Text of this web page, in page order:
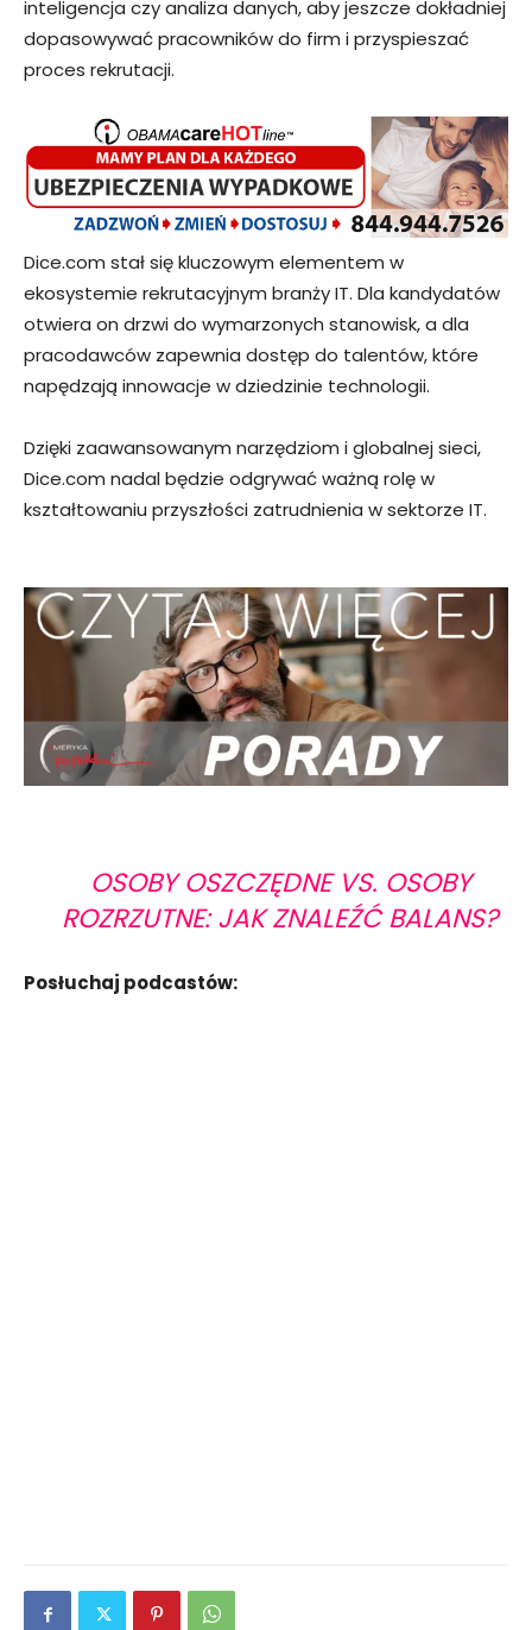
inteligencja czy analiza danych, aby jeszcze dokładniej
dopasowywać pracowników do firm i przyspieszać
proces rekrutacji.
Dice.com stał się kluczowym elementem w
ekosystemie rekrutacyjnym branży IT. Dla kandydatów
otwiera on drzwi do wymarzonych stanowisk, a dla
pracodawców zapewnia dostęp do talentów, które
napędzają innowacje w dziedzinie technologii.
Dzięki zaawansowanym narzędziom i globalnej sieci,
Dice.com nadal będzie odgrywać ważną rolę w
kształtowaniu przyszłości zatrudnienia w sektorze IT.
OSOBY OSZCZĘDNE VS. OSOBY
ROZRZUTNE: JAK ZNALEŹĆ BALANS?
Posłuchaj podcastów: